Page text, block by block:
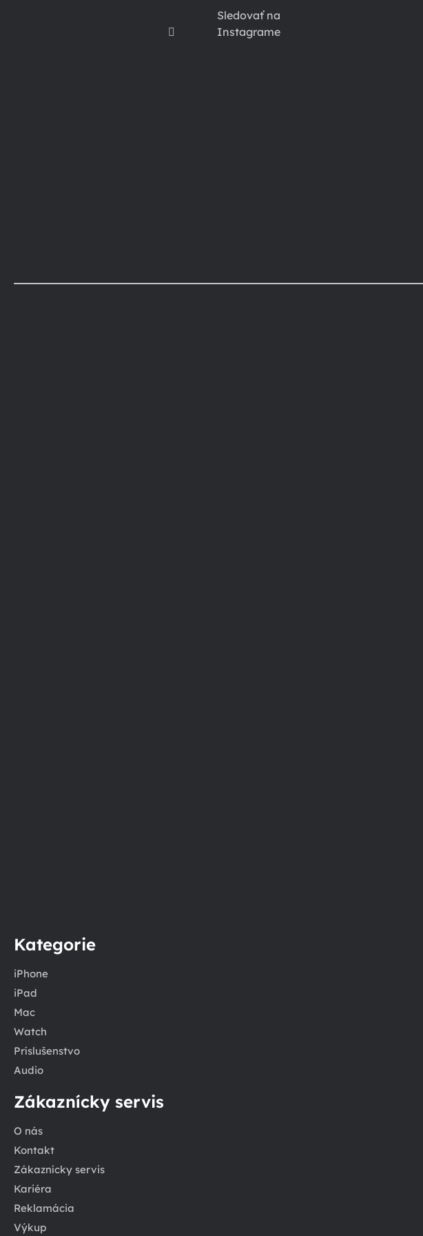
Sledovať na
Instagrame
Kategorie
iPhone
iPad
Mac
Watch
Príslušenstvo
Audio
Zákaznícky servis
O nás
Kontakt
Zákaznícky servis
Kariéra
Reklamácia
Výkup